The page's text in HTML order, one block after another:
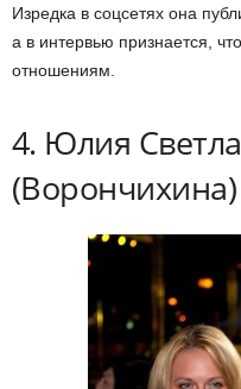
Изредка в соцсетях она
а в интервью признается,
отношениям.
4. Юлия
(Ворончихина)